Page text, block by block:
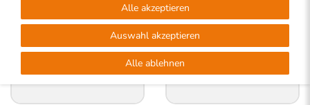
Auf Bestellung Auf Bestellung
Alle akzeptieren
Auswahl akzeptieren
Alle ablehnen